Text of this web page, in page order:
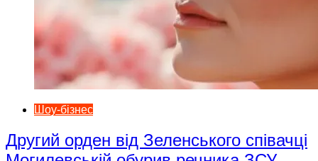
Шоу-бізнес
Другий орден від Зеленського співачці